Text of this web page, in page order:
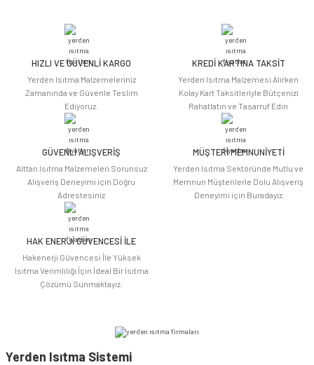
iletebilirsiniz.
Görüş ve önerileriniz için teşekkür ederiz.
Ürün açıklamasında eksik bilgiler bulunuyor.
Ürün bilgilerinde hatalar bulunuyor.
Ürün fiyatı diğer sitelerden daha pahalı.
Bu ürüne benzer farklı alternatifler olmalı.
HIZLI VE GÜVENLİ KARGO
Yerden Isıtma Malzemeleriniz
Zamanında ve Güvenle Teslim
Ediyoruz.
KREDİ KARTINA TAKSİT
Yerden Isıtma Malzemesi Alırken
Kolay Kart Taksitleriyle Bütçenizi
Rahatlatın ve Tasarruf Edin
GÜVENLİ ALIŞVERİŞ
Alttan Isıtma Malzemeleri Sorunsuz
Alışveriş Deneyimi için Doğru
Adrestesiniz
MÜŞTERİ MEMNUNİYETİ
Yerden Isıtma Sektöründe Mutlu ve
Memnun Müşterilerle Dolu Alışveriş
Deneyimi için Buradayız
HAK ENERJİ GÜVENCESİ İLE
Hakenerji Güvencesi İle Yüksek
Isıtma Verimliliği İçin İdeal Bir Isıtma
Çözümü Sunmaktayız.
Yerden Isıtma Sistemi